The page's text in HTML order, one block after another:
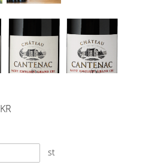
KR
st